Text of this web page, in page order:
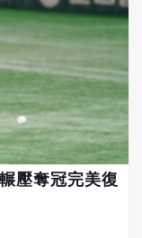
壓奪冠完美復